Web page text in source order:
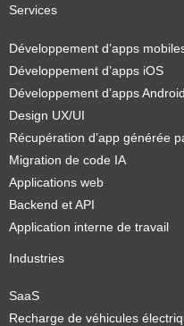
Services
Développement d’apps
Développement d’apps iOS
Développement d’apps Android
Design UX/UI
Récupération d’app générée
Migration de code IA
Applications web
Backend et API
Application interne de travail
Industries
SaaS
Recharge de véhicules